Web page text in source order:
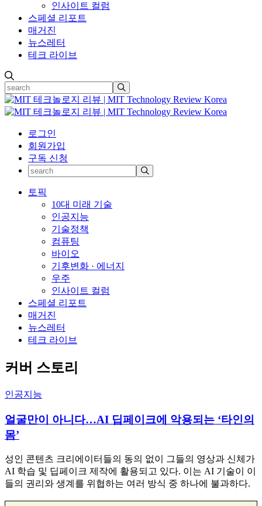
인사이트 컬럼
스페셜 리포트
매거진
뉴스레터
테크 라이브
로그인
회원가입
구독 신청
토픽
10대 미래 기술
인공지능
기술정책
컴퓨팅
바이오
기후변화 · 에너지
우주
인사이트 컬럼
스페셜 리포트
매거진
뉴스레터
테크 라이브
커버 스토리
인공지능
얼굴만이 아니다…AI 딥페이크에 악용되는 ‘타인의
몸’
성인 콘텐츠 크리에이터들의 동의 없이 그들의 영상과 신체가
AI 학습 및 딥페이크 제작에 활용되고 있다. 이는 AI 기술이 이
들의 권리와 생계를 위협하는 여러 방식 중 하나에 불과하다.